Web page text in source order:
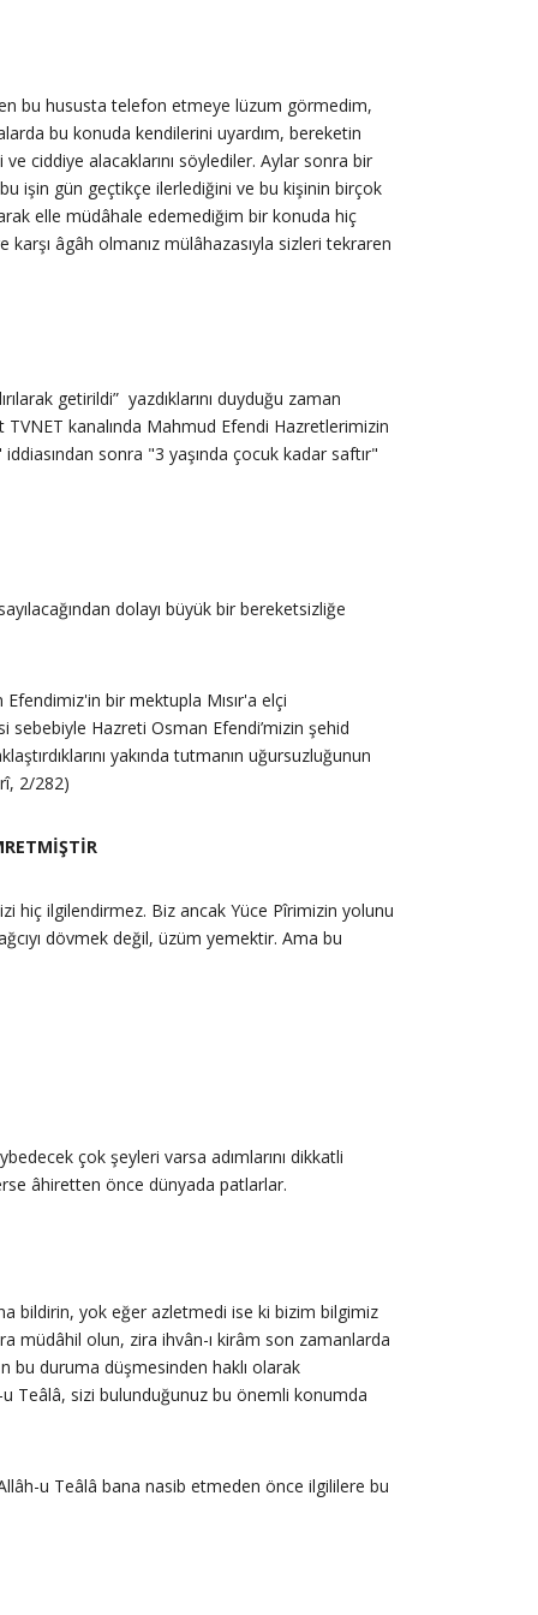
bu hususta telefon etmeye lüzum görmedim,
bu konuda kendilerini uyardım, bereketin
ciddiye alacaklarını söylediler. Aylar sonra bir
işin gün geçtikçe ilerlediğini ve bu kişinin birçok
elle müdâhale edemediğim bir konuda hiç
âgâh olmanız mülâhazasıyla sizleri tekraren
getirildi” yazdıklarını duyduğu zaman
kanalında Mahmud Efendi Hazretlerimizin
sonra "3 yaşında çocuk kadar saftır"
dolayı büyük bir bereketsizliğe
bir mektupla Mısır'a elçi
yakında tutmanın uğursuzluğunun
2/282)
hiç ilgilendirmez. Biz ancak Yüce Pîrimizin yolunu
dövmek değil, üzüm yemektir. Ama bu
çok şeyleri varsa adımlarını dikkatli
âhiretten önce dünyada patlarlar.
bildirin, yok eğer azletmedi ise ki bizim bilgimiz
müdâhil olun, zira ihvân-ı kirâm son zamanlarda
bu duruma düşmesinden haklı olarak
u Teâlâ, sizi bulunduğunuz bu önemli konumda
u Teâlâ bana nasib etmeden önce ilgililere bu